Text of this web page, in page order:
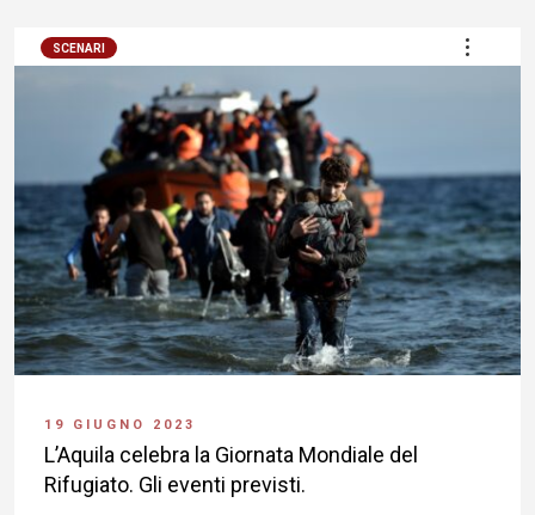
SCENARI
19 GIUGNO 2023
L’Aquila celebra la Giornata Mondiale del
Rifugiato. Gli eventi previsti.